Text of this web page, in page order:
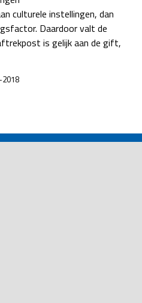
culturele instellingen, dan
Daardoor valt de
is gelijk aan de gift,